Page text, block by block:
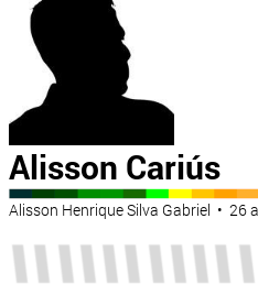
Alisson Cariús
Alisson Henrique Silva Gabriel • 26